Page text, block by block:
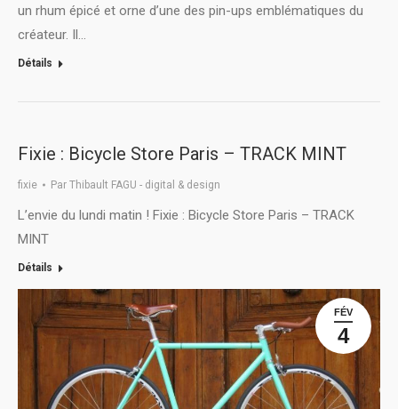
un rhum épicé et orne d’une des pin-ups emblématiques du
créateur. Il…
Détails
Fixie : Bicycle Store Paris – TRACK MINT
fixie Par Thibault FAGU - digital & design
L’envie du lundi matin ! Fixie : Bicycle Store Paris – TRACK
MINT
Détails
FÉV
4